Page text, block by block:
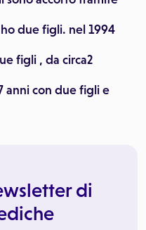
ho due figli. nel 1994
figli , da circa2
anni con due figli e
di